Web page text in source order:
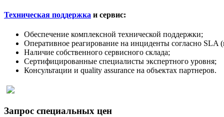
Техническая поддержка и сервис:
Обеспечение комплексной технической поддержки;
Оперативное реагирование на инциденты согласно SLA
Наличие собственного сервисного склада;
Сертифицированные специалисты экспертного уровня;
Консультации и quality assurance на объектах партнеров.
Запрос специальных цен